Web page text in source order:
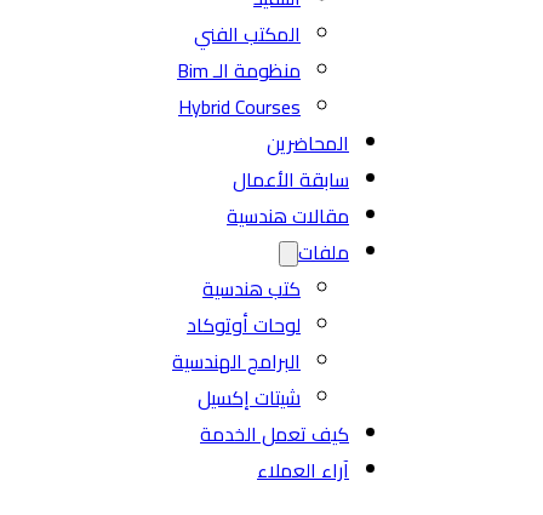
المكتب الفني
منظومة الـ Bim
Hybrid Courses
المحاضرين
سابقة الأعمال
مقالات هندسية
ملفات
كتب هندسية
لوحات أوتوكاد
البرامج الهندسية
شيتات إكسيل
كيف تعمل الخدمة
آراء العملاء